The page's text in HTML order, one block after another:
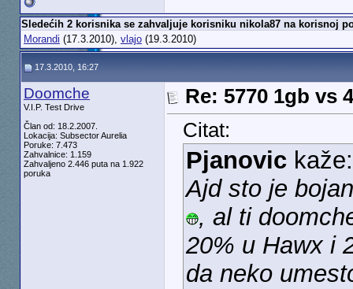
Sledećih 2 korisnika se zahvaljuje korisniku nikola87 na korisnoj
Morandi (17.3.2010), vlajo(19.3.2010)
17.3.2010, 16:27
Doomche
V.I.P. Test Drive
Član od: 18.2.2007.
Lokacija: Subsector Aurelia
Poruke: 7.473
Zahvalnice: 1.159
Zahvaljeno 2.446 puta na 1.922
poruka
Re: 5770 1gb vs
Citat:
Pjanovic
Ajd sto je
, al ti
20% u Hawx i
da neko